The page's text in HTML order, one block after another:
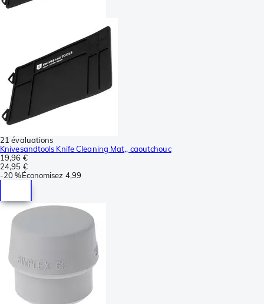
21 évaluations
Knivesandtools Knife Cleaning Mat,, caoutchouc
19,96 €
24,95 €
-20 %Économisez 4,99